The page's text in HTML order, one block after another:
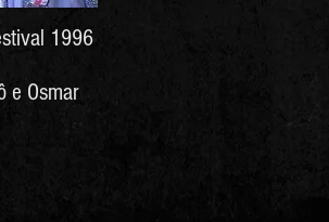
1996
e Osmar
João Antônio Wanderley)